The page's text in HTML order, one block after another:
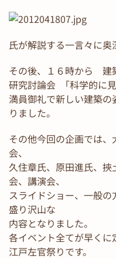
氏が解説する一言々に奥
その後、１６時から 建
研究討論会 ｢科学的に
満員御礼で新しい建築
りました。
その他今回の企画では
会、
久住章氏、原田進氏、
会、講演会、
スライドショー、一般
盛り沢山な
内容となりました。
各イベント全てが早く
江戸左官祭りです。